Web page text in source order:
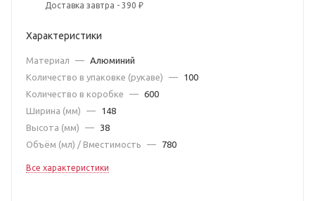
Доставка завтра - 390 ₽
Характеристики
Материал — Алюминий
Количество в упаковке (рукаве)
—
100
Количество в коробке
— 600
Ширина (мм)
—
148
Высота (мм)
—
38
Объём (мл) / Вместимость
— 780
Все характеристики